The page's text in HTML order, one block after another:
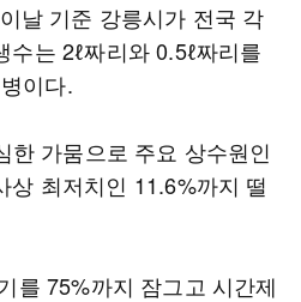
날 기준 강릉시가 전국 각
는 2ℓ짜리와 0.5ℓ짜리를
이다.
한 가뭄으로 주요 상수원인
상 최저치인 11.6%까지 떨
를 75%까지 잠그고 시간제